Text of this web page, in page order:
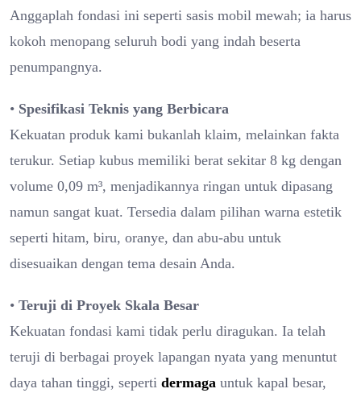
Anggaplah fondasi ini seperti sasis mobil mewah; ia harus
kokoh menopang seluruh bodi yang indah beserta
penumpangnya.
• Spesifikasi Teknis yang Berbicara
Kekuatan produk kami bukanlah klaim, melainkan fakta
terukur. Setiap kubus memiliki berat sekitar 8 kg dengan
volume 0,09 m³, menjadikannya ringan untuk dipasang
namun sangat kuat. Tersedia dalam pilihan warna estetik
seperti hitam, biru, oranye, dan abu-abu untuk
disesuaikan dengan tema desain Anda.
• Teruji di Proyek Skala Besar
Kekuatan fondasi kami tidak perlu diragukan. Ia telah
teruji di berbagai proyek lapangan nyata yang menuntut
daya tahan tinggi, seperti dermaga untuk kapal besar,